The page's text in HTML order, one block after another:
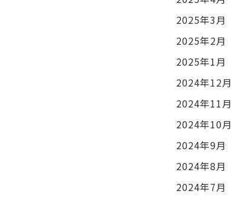
2025年3月
2025年2月
2025年1月
2024年12月
2024年11月
2024年10月
2024年9月
2024年8月
2024年7月